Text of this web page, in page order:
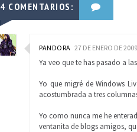
4 COMENTARIOS:
PANDORA 27 DE ENERO DE
Ya veo que te has pasado a
Yo que migré de Windows
acostumbrada a tres
Yo como nunca me he
ventanita de blogs amigos,